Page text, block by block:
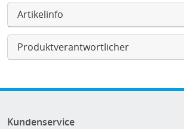
Artikelinfo
Produktverantwortlicher
Kundenservice